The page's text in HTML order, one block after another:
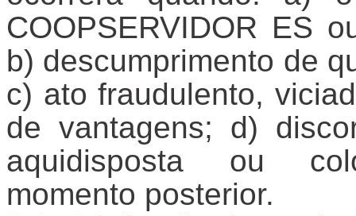
COOPSERVIDOR ES
b) descumprimento de
c) ato fraudulento,
de vantagens; d)
aquidisposta ou
momento posterior.